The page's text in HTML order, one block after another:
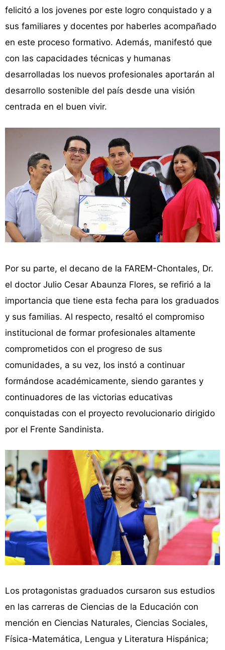
felicitó a los jovenes por este logro conquistado y a
sus familiares y docentes por haberles acompañado
en este proceso formativo. Además, manifestó que
con las capacidades técnicas y humanas
desarrolladas los nuevos profesionales aportarán al
desarrollo sostenible del país desde una visión
centrada en el buen vivir.
Por su parte, el decano de la FAREM-Chontales, Dr.
el doctor Julio Cesar Abaunza Flores, se refirió a la
importancia que tiene esta fecha para los graduados
y sus familias. Al respecto, resaltó el compromiso
institucional de formar profesionales altamente
comprometidos con el progreso de sus
comunidades, a su vez, los instó a continuar
formándose académicamente, siendo garantes y
continuadores de las victorias educativas
conquistadas con el proyecto revolucionario dirigido
por el Frente Sandinista.
Los protagonistas graduados cursaron sus estudios
en las carreras de Ciencias de la Educación con
mención en Ciencias Naturales, Ciencias Sociales,
Física-Matemática, Lengua y Literatura Hispánica;